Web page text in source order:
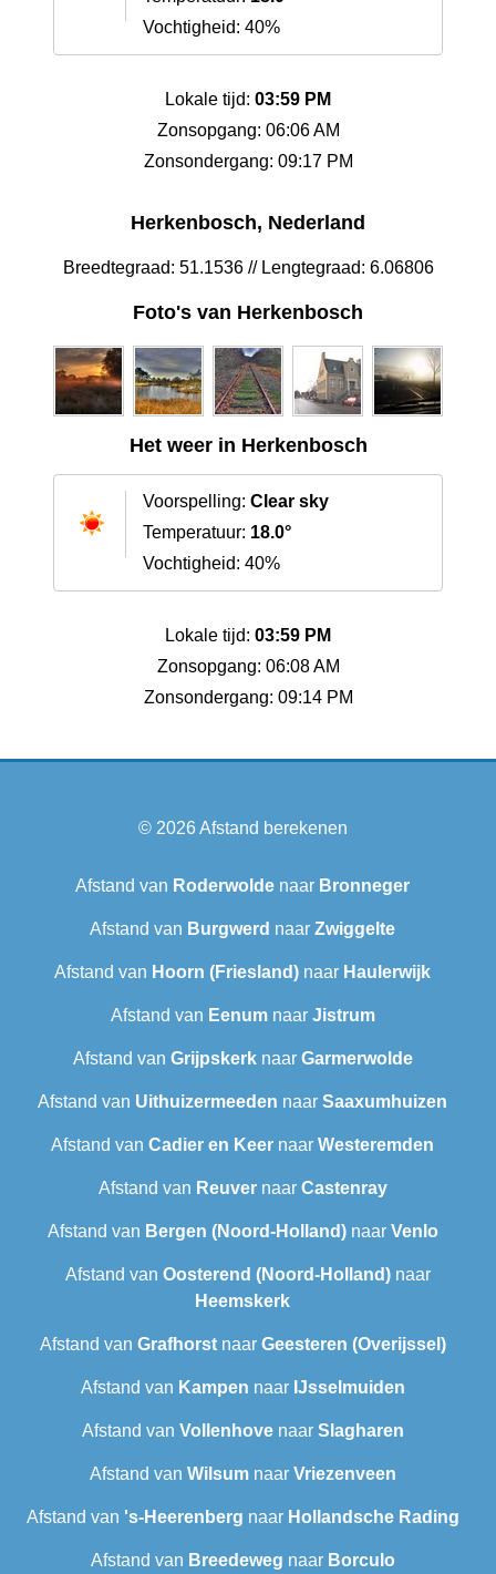
Vochtigheid: 40%
Lokale tijd: 03:59 PM
Zonsopgang: 06:06 AM
Zonsondergang: 09:17 PM
Herkenbosch, Nederland
Breedtegraad: 51.1536 // Lengtegraad: 6.06806
Foto's van Herkenbosch
Het weer in Herkenbosch
Voorspelling: Clear sky
Temperatuur: 18.0°
Vochtigheid: 40%
Lokale tijd: 03:59 PM
Zonsopgang: 06:08 AM
Zonsondergang: 09:14 PM
© 2026Afstand berekenen
Afstand van Roderwolde naar Bronneger
Afstand van Burgwerd naar Zwiggelte
Afstand van Hoorn (Friesland) naar Haulerwijk
Afstand van Eenumnaar Jistrum
Afstand van Grijpskerknaar Garmerwolde
Afstand van Uithuizermeeden naar Saaxumhuizen
Afstand van Cadier en Keer naar Westeremden
Afstand van Reuvernaar Castenray
Afstand van Bergen (Noord-Holland)naar Venlo
Afstand van Oosterend (Noord-Holland) naar
Heemskerk
Afstand van Grafhorstnaar Geesteren (Overijssel)
Afstand van Kampen naar IJsselmuiden
Afstand van Vollenhovenaar Slagharen
Afstand van Wilsumnaar Vriezenveen
Afstand van 's-Heerenberg naar Hollandsche Rading
Afstand van Breedeweg naar Borculo